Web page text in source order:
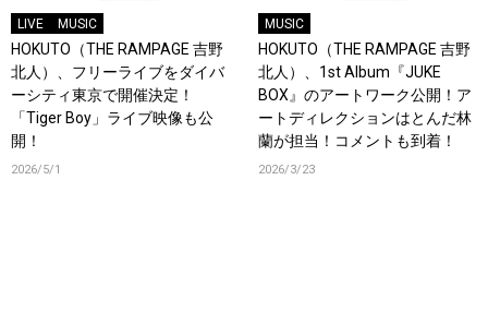
LIVE MUSIC
HOKUTO（THE RAMPAGE 吉野
北人）、フリーライブをダイバ
ーシティ東京で開催決定！
「Tiger Boy」ライブ映像も公
開！
2026/5/1
MUSIC
HOKUTO（THE RAMPAGE 吉野
北人）、1st Album『JUKE
BOX』のアートワーク公開！ア
ートディレクションはとんだ林
蘭が担当！コメントも到着！
2026/3/23